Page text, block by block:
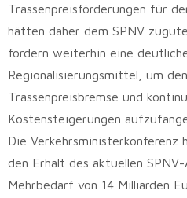
Trassenpreisförderungen für
hätten daher dem SPNV
fordern weiterhin eine
Regionalisierungsmittel, um
Trassenpreisbremse und
Kostensteigerungen
Die
den Erhalt des aktuellen
Mehrbedarf von 14 Milliarden